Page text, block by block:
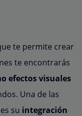
te permite crear
te encontrarás
efectos visuales
Una de las
su integración